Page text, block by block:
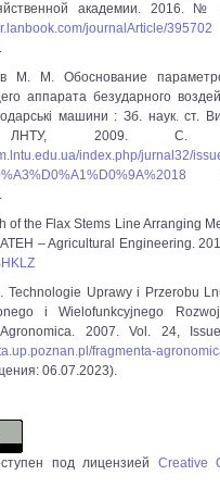
академии. 2016.
journalArticle/395702
М. М. Обоснование
аппарата безударного
машини : Зб. наук. ст.
ЛНТУ, 2009. С.
index.php/jurnal32/
of the Flax Stems Line Arranging
– Agricultural Engineering.
Technologie Uprawy i Przerobu
i Wielofunkcyjnego
Agronomica. 2007. Vol. 24,
fragmenta-
06.07.2023).
под лицензией Creative